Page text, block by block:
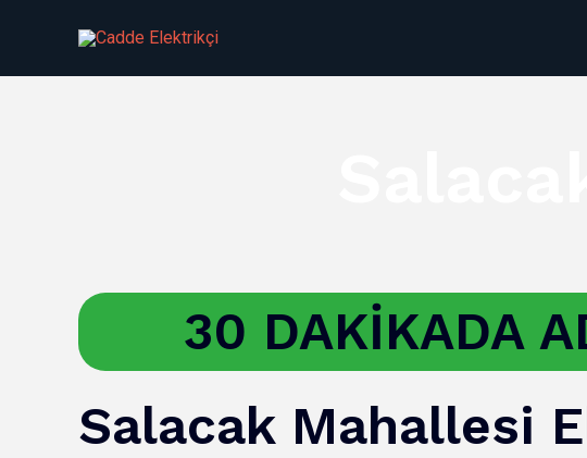
30 DAKİKADA
Salacak Mahallesi